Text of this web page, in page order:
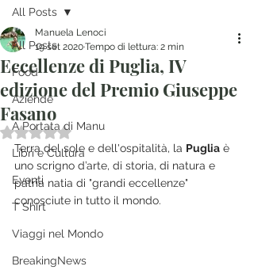
All Posts
Food
Aziende
A Portata di Manu
Libri e Cultura
Eventi
T Shirt
Viaggi nel Mondo
BreakingNews
All Posts
Eccellenze di Puglia, IV
edizione del Premio Giuseppe
Fasano
Manuela Lenoci
19 set 2020Tempo di lettura: 2 min
Valutazione NaN stelle su 5.
Terra del sole e dell'ospitalità, la Puglia è
uno scrigno d’arte, di storia, di natura e
patria natia di "grandi eccellenze"
conosciute in tutto il mondo.